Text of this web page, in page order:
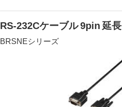
RS-232Cケーブル 9pin 延長
BRSNEシリーズ